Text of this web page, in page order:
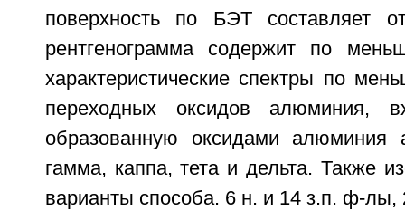
поверхность по БЭТ
рентгенограмма содержит по
характеристические спектры по
переходных оксидов алюминия,
образованную оксидами
гамма, каппа, тета и дельта. Также
варианты способа. 6 н. и 14 з.п. ф-лы,